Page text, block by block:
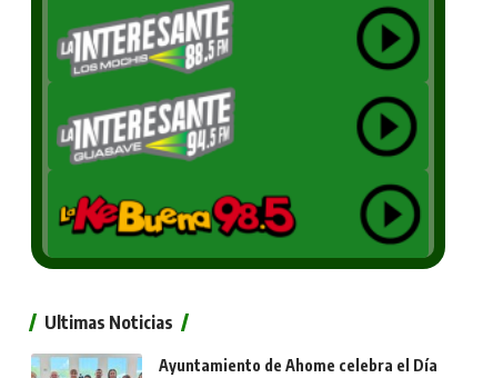
Ultimas Noticias
Ayuntamiento de Ahome celebra el Día